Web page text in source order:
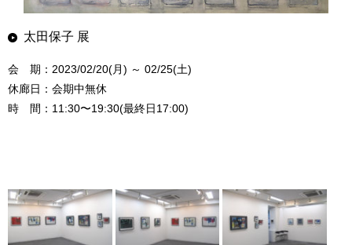
太田保子 展
会 期：2023/02/20(月) ～ 02/25(土)
休廊日：会期中無休
時 間：11:30〜19:30(最終日17:00)